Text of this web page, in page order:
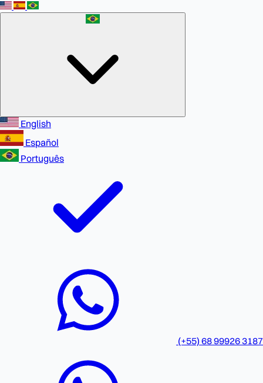
English
Español
Português
(+55) 68 99926 3187